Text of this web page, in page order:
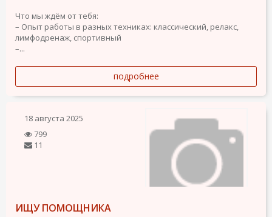
Что мы ждём от тебя:
– Опыт работы в разных техниках: классический, релакс,
лимфодренаж, спортивный
–...
подробнее
18 августа 2025
799
11
ИЩУ ПОМОЩНИКА